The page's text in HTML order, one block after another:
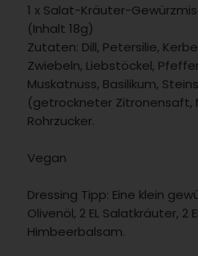
1 x Salat-Kräuter-
(Inhalt 18g)
Zutaten: Dill, Petersilie,
Zwiebeln, Liebstöckel,
Muskatnuss, Basilikum,
(getrockneter Zitronensaft,
Rohrzucker.
Vegan
Dressing Tipp: Eine klein
Olivenöl, 2 EL Salatkräuter, 2
Himbeerbalsam.